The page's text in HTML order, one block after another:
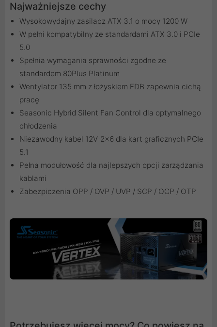
Najważniejsze cechy
Wysokowydajny zasilacz ATX 3.1 o mocy 1200 W
W pełni kompatybilny ze standardami ATX 3.0 i PCIe
5.0
Spełnia wymagania sprawności zgodne ze
standardem 80Plus Platinum
Wentylator 135 mm z łożyskiem FDB zapewnia cichą
pracę
Seasonic Hybrid Silent Fan Control dla optymalnego
chłodzenia
Niezawodny kabel 12V-2x6 dla kart graficznych PCIe
5.1
Pełna modułowość dla najlepszych opcji zarządzania
kablami
Zabezpiczenia OPP / OVP / UVP / SCP / OCP / OTP